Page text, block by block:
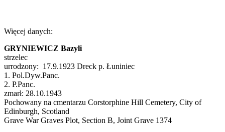
Więcej danych:
GRYNIEWICZ Bazyli
strzelec
urrodzony: 17.9.1923 Dreck p. Łuniniec
1. Pol.Dyw.Panc.
2. P.Panc.
zmarł: 28.10.1943
Pochowany na cmentarzu Corstorphine Hill Cemetery, City of
Edinburgh, Scotland
Grave War Graves Plot, Section B, Joint Grave 1374